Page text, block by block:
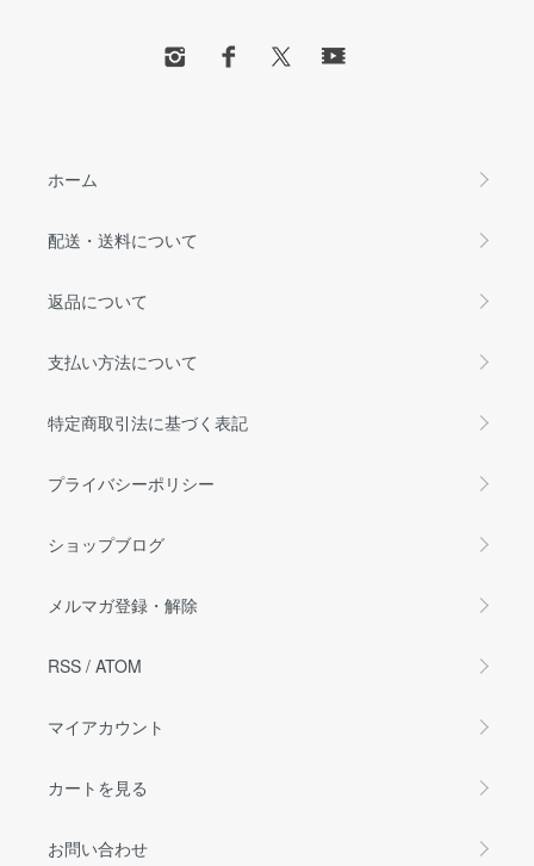
ホーム
配送・送料について
返品について
支払い方法について
特定商取引法に基づく表記
プライバシーポリシー
ショップブログ
メルマガ登録・解除
RSS / ATOM
マイアカウント
カートを見る
お問い合わせ